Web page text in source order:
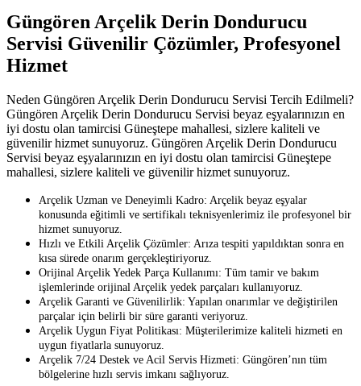
Güngören Arçelik Derin Dondurucu
Servisi Güvenilir Çözümler, Profesyonel
Hizmet
Neden Güngören Arçelik Derin Dondurucu Servisi Tercih Edilmeli?
Güngören Arçelik Derin Dondurucu Servisi beyaz eşyalarınızın en
iyi dostu olan tamircisi Güneştepe mahallesi, sizlere kaliteli ve
güvenilir hizmet sunuyoruz. Güngören Arçelik Derin Dondurucu
Servisi beyaz eşyalarınızın en iyi dostu olan tamircisi Güneştepe
mahallesi, sizlere kaliteli ve güvenilir hizmet sunuyoruz.
Arçelik Uzman ve Deneyimli Kadro: Arçelik beyaz eşyalar
konusunda eğitimli ve sertifikalı teknisyenlerimiz ile profesyonel bir
hizmet sunuyoruz.
Hızlı ve Etkili Arçelik Çözümler: Arıza tespiti yapıldıktan sonra en
kısa sürede onarım gerçekleştiriyoruz.
Orijinal Arçelik Yedek Parça Kullanımı: Tüm tamir ve bakım
işlemlerinde orijinal Arçelik yedek parçaları kullanıyoruz.
Arçelik Garanti ve Güvenilirlik: Yapılan onarımlar ve değiştirilen
parçalar için belirli bir süre garanti veriyoruz.
Arçelik Uygun Fiyat Politikası: Müşterilerimize kaliteli hizmeti en
uygun fiyatlarla sunuyoruz.
Arçelik 7/24 Destek ve Acil Servis Hizmeti: Güngören’nın tüm
bölgelerine hızlı servis imkanı sağlıyoruz.